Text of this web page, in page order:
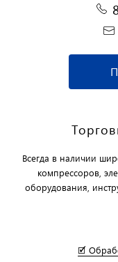
Всегда в наличии
компрессоров,
оборудования,
🗹